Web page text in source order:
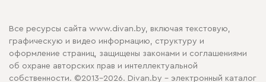
Все ресурсы сайта www.divan.by, включая текстовую,
графическую и видео информацию, структуру и
оформление страниц, защищены законами и соглашениями
об охране авторских прав и интеллектуальной
собственности. ©2013-2026. Divan.by - электронный каталог